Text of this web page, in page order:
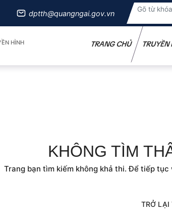
dptth@quangngai.gov.vn
HÌNH
TRANG CHỦ
KHÔNG TÌM
Trang bạn tìm kiếm không khả thi. Để tiếp
TRỞ LẠI